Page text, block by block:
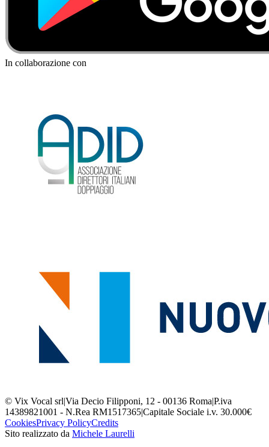
In collaborazione con
© Vix Vocal srlVia Decio Filipponi, 12 - 00136 RomaP.iva
14389821001 - N.Rea RM1517365Capitale Sociale i.v. 30.000€
CookiesPrivacy PolicyCredits
Sito realizzato da Michele Laurelli